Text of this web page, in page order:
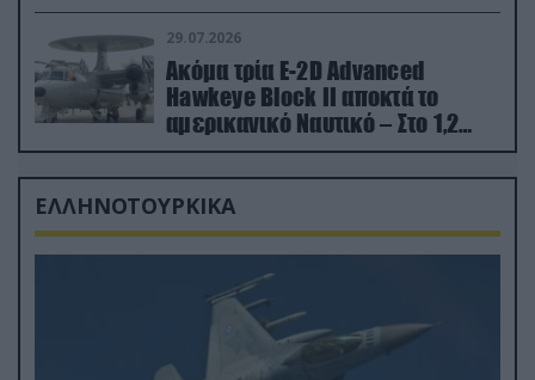
29.07.2026
Ακόμα τρία E-2D Advanced
Hawkeye Block II αποκτά το
αμερικανικό Ναυτικό – Στο 1,2
δισ.δολάρια το κόστος
ΕΛΛΗΝΟΤΟΥΡΚΙΚΑ